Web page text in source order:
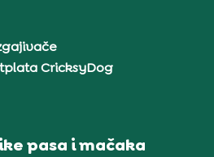
CricksyDog
pasa i mačaka